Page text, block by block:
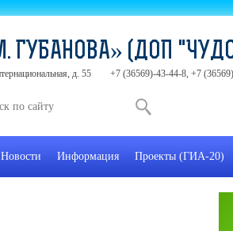
(ДОП
д. 55 +7 (36569)-43-44-8, +7
Новости Информация Проекты (ГИА-20)